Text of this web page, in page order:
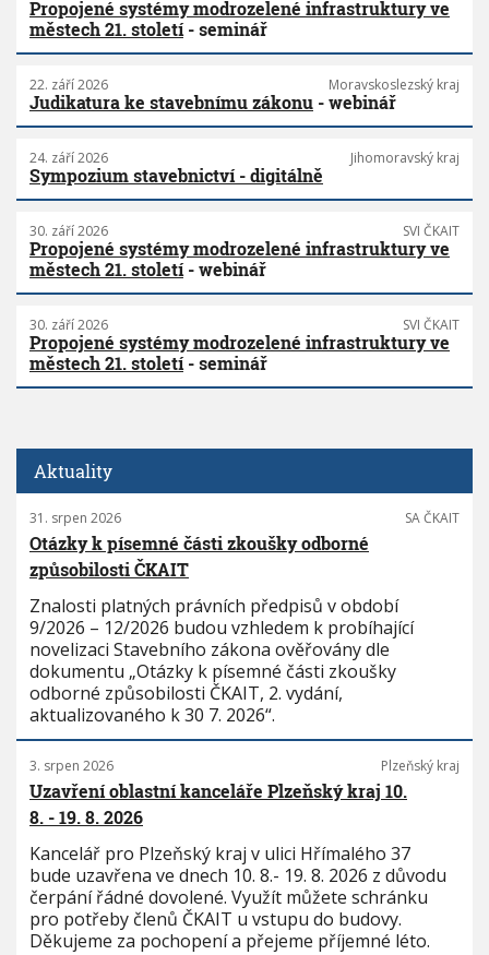
Propojené systémy modrozelené infrastruktury ve
městech 21. století- seminář
22. září 2026 Moravskoslezský kraj
Judikatura ke stavebnímu zákonu - webinář
24. září 2026 Jihomoravský kraj
Sympozium stavebnictví - digitálně
30. září 2026 SVI ČKAIT
Propojené systémy modrozelené infrastruktury ve
městech 21. století- webinář
30. září 2026 SVI ČKAIT
Propojené systémy modrozelené infrastruktury ve
městech 21. století- seminář
Aktuality
31. srpen 2026 SA ČKAIT
Otázky k písemné části zkoušky odborné
způsobilosti ČKAIT
Znalosti platných právních předpisů v období
9/2026 – 12/2026 budou vzhledem k probíhající
novelizaci Stavebního zákona ověřovány dle
dokumentu „Otázky k písemné části zkoušky
odborné způsobilosti ČKAIT, 2. vydání,
aktualizovaného k 30 7. 2026“.
3. srpen 2026 Plzeňský kraj
Uzavření oblastní kanceláře Plzeňský kraj 10.
8. - 19. 8. 2026
Kancelář pro Plzeňský kraj v ulici Hřímalého 37
bude uzavřena ve dnech 10. 8.- 19. 8. 2026 z důvodu
čerpání řádné dovolené. Využít můžete schránku
pro potřeby členů ČKAIT u vstupu do budovy.
Děkujeme za pochopení a přejeme příjemné léto.